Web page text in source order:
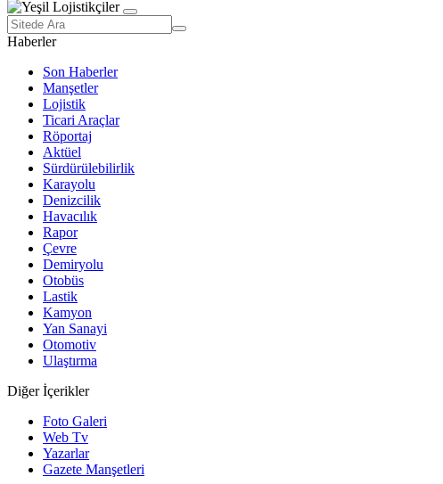
Haberler
Son Haberler
Manşetler
Lojistik
Ticari Araçlar
Röportaj
Aktüel
Sürdürülebilirlik
Karayolu
Denizcilik
Havacılık
Rapor
Çevre
Demiryolu
Otobüs
Lastik
Kamyon
Yan Sanayi
Otomotiv
Ulaştırma
Diğer İçerikler
Foto Galeri
Web Tv
Yazarlar
Gazete Manşetleri